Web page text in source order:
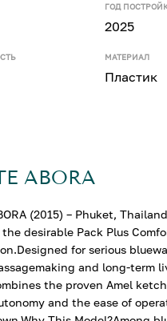
ГОД
2025
МАТЕРИАЛ
Пластик
ABORA
(2015) – Phuket,
desirable Pack Plus
for serious
and long-term
the proven Amel
and the ease of